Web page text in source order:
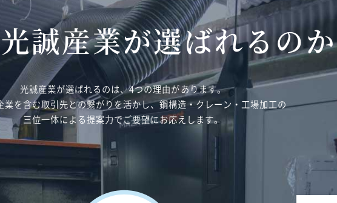
誠産業が選ばれるのか
光誠産業が選ばれるのは、4つの理由があります。
業を含む取引先との繋がりを活かし、鋼構造・クレーン・工場加工の
三位一体による提案力でご要望にお応えします。